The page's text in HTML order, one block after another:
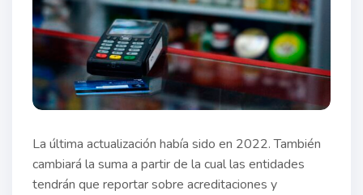
La última actualización había sido en 2022. También
cambiará la suma a partir de la cual las entidades
tendrán que reportar sobre acreditaciones y